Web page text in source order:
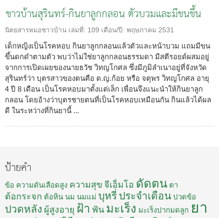
ชาวบ้านสุรินทร์-กินยาลูกกลอน ตัวบวมและมีขนขึ้น
นิตยสารหมอชาวบ้าน เล่มที่: 109 เดือน/ปี: พฤษภาคม 2531
เด็กหญิงเป็นโรคหอบ กินยาลูกกลอนแล้วตัวและหน้าบวม แถมมีขน
ขึ้นดกดำตามตัว พบว่าไม่ใช่ยาลูกกลอนธรรมดา มีสตีรอยด์ผสมอยู่
จากการเปิดเผยของนายธวัช วิทญโกศล ซึ่งมีภูมิลำเนาอยู่ที่จังหวัด
สุรินทร์ว่า บุตรสาวของตนคือ ด.ญ.ก้อย หรือ จตุพร วิทญโกศล อายุ
4 ปี 8 เดือน เป็นโรคหอบมาตั้งแต่เล็ก เพื่อนจึงแนะนำให้กินยาลูก
กลอน โดยอ้างว่าบุตรชายตนที่เป็นโรคหอบเหมือนกัน กินแล้วได้ผล
ดี ในระหว่างที่กินยานี้ ...
ป้ายคำ
ข้อ ความดันเลือดสูง ความสุข จีเอ็มโอ ดัดตน ตา
ต้อกระจก ต้อหิน นม นมแม่ บุหรี่ ประจำเดือน ปวดข้อ
ปวดหลัง ผู้สูงอายุ ฝ้า ฟัน มะเร็ง มะเร็งปากมดลูก ยา